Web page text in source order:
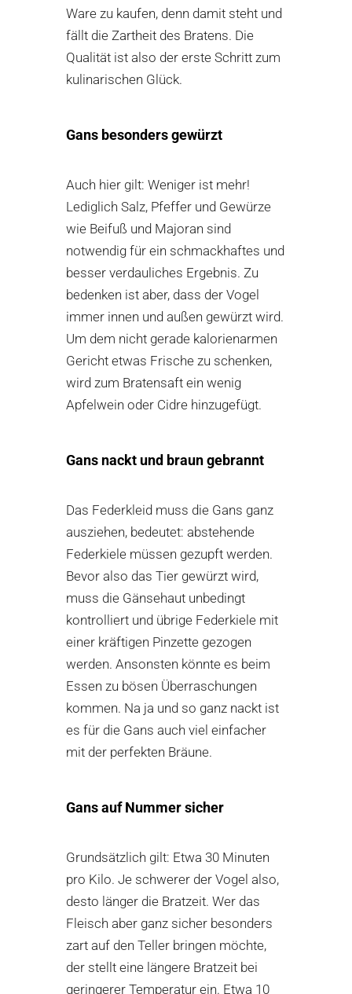
Ware zu kaufen, denn damit steht und
fällt die Zartheit des Bratens. Die
Qualität ist also der erste Schritt zum
kulinarischen Glück.
Gans besonders gewürzt
Auch hier gilt: Weniger ist mehr!
Lediglich Salz, Pfeffer und Gewürze
wie Beifuß und Majoran sind
notwendig für ein schmackhaftes und
besser verdauliches Ergebnis. Zu
bedenken ist aber, dass der Vogel
immer innen und außen gewürzt wird.
Um dem nicht gerade kalorienarmen
Gericht etwas Frische zu schenken,
wird zum Bratensaft ein wenig
Apfelwein oder Cidre hinzugefügt.
Gans nackt und braun gebrannt
Das Federkleid muss die Gans ganz
ausziehen, bedeutet: abstehende
Federkiele müssen gezupft werden.
Bevor also das Tier gewürzt wird,
muss die Gänsehaut unbedingt
kontrolliert und übrige Federkiele mit
einer kräftigen Pinzette gezogen
werden. Ansonsten könnte es beim
Essen zu bösen Überraschungen
kommen. Na ja und so ganz nackt ist
es für die Gans auch viel einfacher
mit der perfekten Bräune.
Gans auf Nummer sicher
Grundsätzlich gilt: Etwa 30 Minuten
pro Kilo. Je schwerer der Vogel also,
desto länger die Bratzeit. Wer das
Fleisch aber ganz sicher besonders
zart auf den Teller bringen möchte,
der stellt eine längere Bratzeit bei
geringerer Temperatur ein. Etwa 10